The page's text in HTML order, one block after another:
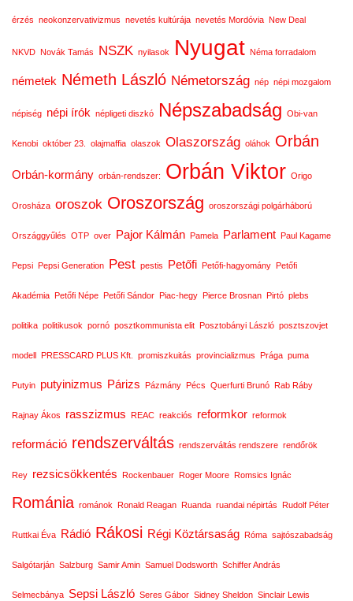
érzés neokonzervativizmus nevetés kultúrája nevetés Mordóvia New Deal
NKVD Novák Tamás NSZK nyilasok Nyugat Néma forradalom
németek Németh László Németország nép népi mozgalom
népiség népi írók népligeti diszkó Népszabadság Obi-van
Kenobi október 23. olajmaffia olaszok Olaszország oláhok Orbán
Orbán-kormány orbán-rendszer: Orbán Viktor Origo
Orosháza oroszok Oroszország oroszországi polgárháború
Országgyűlés OTP over Pajor Kálmán Pamela Parlament Paul Kagame
Pepsi Pepsi Generation Pest pestis Petőfi Petőfi-hagyomány Petőfi
Akadémia Petőfi Népe Petőfi Sándor Piac-hegy Pierce Brosnan Pirtó plebs
politika politikusok pornó posztkommunista elit Posztobányi László posztszovjet
modell PRESSCARD PLUS Kft. promiszkuitás provincializmus Prága puma
Putyin putyinizmus Párizs Pázmány Pécs Querfurti Brunó Rab Ráby
Rajnay Ákos rasszizmus REAC reakciós reformkor reformok
reformáció rendszerváltás rendszerváltás rendszere rendőrök
Rey rezsicsökkentés Rockenbauer Roger Moore Romsics Ignác
Románia románok Ronald Reagan Ruanda ruandai népirtás Rudolf Péter
Ruttkai Éva Rádió Rákosi Régi Köztársaság Róma sajtószabadság
Salgótarján Salzburg Samir Amin Samuel Dodsworth Schiffer András
Selmecbánya Sepsi László Seres Gábor Sidney Sheldon Sinclair Lewis